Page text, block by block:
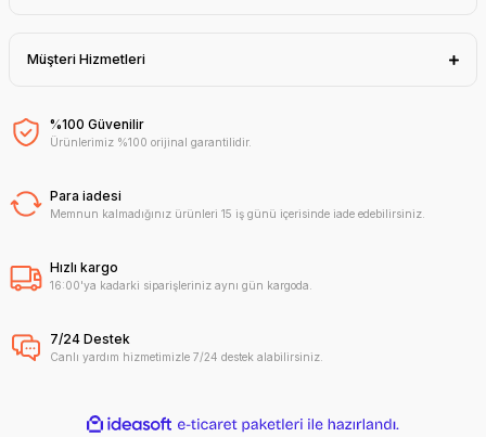
Müşteri Hizmetleri
%100 Güvenilir
Ürünlerimiz %100 orijinal garantilidir.
Para iadesi
Memnun kalmadığınız ürünleri 15 iş günü içerisinde iade edebilirsiniz.
Hızlı kargo
16:00'ya kadarki siparişleriniz aynı gün kargoda.
7/24 Destek
Canlı yardım hizmetimizle 7/24 destek alabilirsiniz.
ideasoft
e-